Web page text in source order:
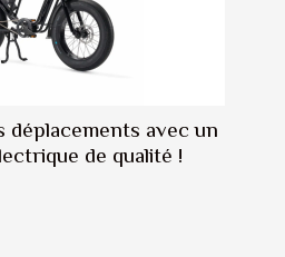
déplacements avec un
de qualité !